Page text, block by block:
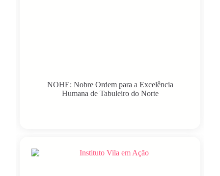
NOHE: Nobre Ordem para a Excelência
Humana de Tabuleiro do Norte